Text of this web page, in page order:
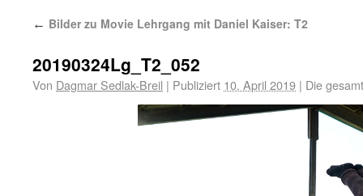
← Bilder zu Movie Lehrgang mit Daniel Kaiser: T2
20190324Lg_T2_052
Von Dagmar Sedlak-Breil | Publiziert 10. April 2019 | Die